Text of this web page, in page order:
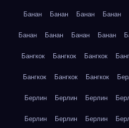
Банан Банан Банан Банан
Банан Банан Банан Банан
Бангкок Бангкок Бангкок
Бангкок Бангкок Бангкок
Берлин Берлин Берлин
Берлин Берлин Берлин